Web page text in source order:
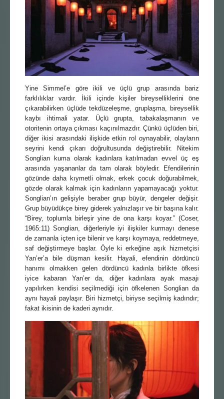
Yine Simmel’e göre ikili ve üçlü grup arasında bariz
farklılıklar vardır. İkili içinde kişiler bireyselliklerini öne
çıkarabilirken üçlüde tekdüzeleşme, gruplaşma, bireysellik
kaybı ihtimali yatar. Üçlü grupta, tabakalaşmanın ve
otoritenin ortaya çıkması kaçınılmazdır. Çünkü üçlüden biri,
diğer ikisi arasındaki ilişkide etkin rol oynayabilir, olayların
seyrini kendi çıkarı doğrultusunda değiştirebilir. Nitekim
Songlian kuma olarak kadınlara katılmadan evvel üç eş
arasında yaşananlar da tam olarak böyledir. Efendilerinin
gözünde daha kıymetli olmak, erkek çocuk doğurabilmek,
gözde olarak kalmak için kadınların yapamayacağı yoktur.
Songlian’ın gelişiyle beraber grup büyür, dengeler değişir.
Grup büyüdükçe birey giderek yalnızlaşır ve bir başına kalır.
“Birey, toplumla birleşir yine de ona karşı koyar.” (Coser,
1965:11) Songlian, diğerleriyle iyi ilişkiler kurmayı denese
de zamanla içten içe bilenir ve karşı koymaya, reddetmeye,
saf değiştirmeye başlar. Öyle ki erkeğine aşık hizmetçisi
Yan’er’a bile düşman kesilir. Hayali, efendinin dördüncü
hanımı olmakken gelen dördüncü kadınla birlikte öfkesi
iyice kabaran Yan’er da, diğer kadınlara ayak masajı
yapılırken kendisi seçilmediği için öfkelenen Songlian da
aynı hayali paylaşır. Biri hizmetçi, biriyse seçilmiş kadındır;
fakat ikisinin de kaderi aynıdır.